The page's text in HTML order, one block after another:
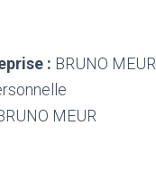
: BRUNO MEUR
MEUR